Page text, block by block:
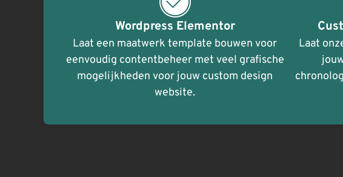
Wordpress Elementor
Laat een maatwerk template bouwen voor
eenvoudig contentbeheer met veel grafische
mogelijkheden voor jouw custom design
website.
Laat